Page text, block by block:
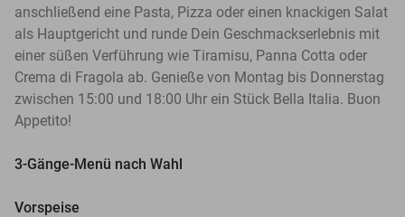
anschließend eine Pasta, Pizza oder einen knackigen Salat
als Hauptgericht und runde Dein Geschmackserlebnis mit
einer süßen Verführung wie Tiramisu, Panna Cotta oder
Crema di Fragola ab. Genieße von Montag bis Donnerstag
zwischen 15:00 und 18:00 Uhr ein Stück Bella Italia. Buon
Appetito!
3-Gänge-Menü nach Wahl
Vorspeise